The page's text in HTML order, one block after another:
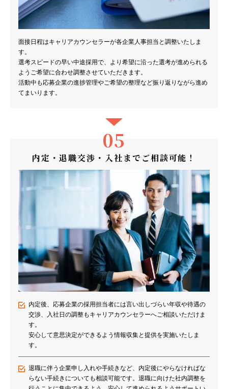
面接日程はキャリアカウンセラーが各企業人事担当と調整いたしま
す。
選考スピードの早い中途採用で、より希望に沿った選考が進められる
ようご希望に合わせ調整させていただきます。
活動中も応募企業の進捗管理やご希望の整理など振り返りながら進め
てまいります。
05
内定・退職交渉・入社までご相談可能！
内定後、応募企業の採用担当者には言い出しづらい年収や待遇の
交渉、入社日の調整もキャリアカウンセラーへご相談いただけま
す。
安心して意思決定ができるよう情報収集と提供を実施いたしま
す。
退職に伴う企業申し入れや手続きなど、内定後にやらなければな
らない手続きについても相談可能です。退職に向けた社内調整を